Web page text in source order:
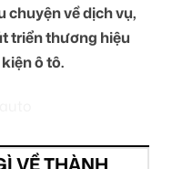
chuyện về dịch vụ,
triển thương hiệu
ô tô.